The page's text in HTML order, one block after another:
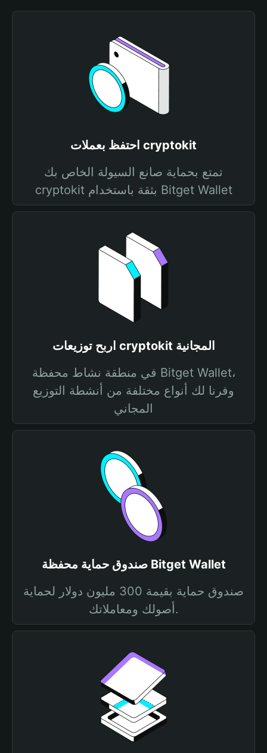
احتفظ بعملات cryptokit
تمتع بحماية صانع السيولة الخاص بك
cryptokit بثقة باستخدام Bitget Wallet
اربح توزيعات cryptokit المجانية
في منطقة نشاط محفظة Bitget Wallet،
وفرنا لك أنواع مختلفة من أنشطة التوزيع
المجاني
صندوق حماية محفظة Bitget Wallet
صندوق حماية بقيمة 300 مليون دولار لحماية
أصولك ومعاملاتك.